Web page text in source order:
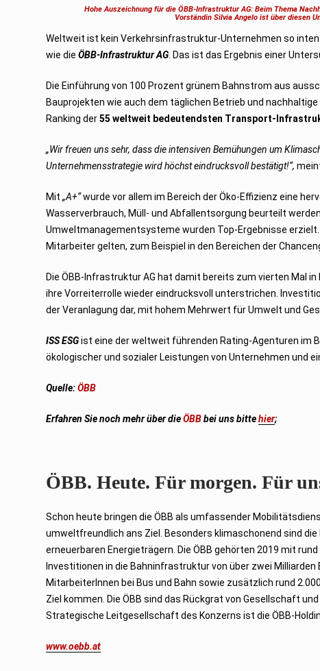
a
0
3
Hohe Auszeichnung für die ÖBB-Infrastruktur AG: Beim Thema
Vorständin Silvia Angelo ist über diesen
Weltweit ist kein Verkehrsinfrastruktur-Unternehmen so
wie dieÖBB-Infrastruktur AG . Das ist das Ergebnis einer
Die Einführung von 100 Prozent grünem Bahnstrom aus
Bauprojekten wie auch dem täglichen Betrieb und
Ranking der55 weltweit bedeutendsten Transport-
„Wir freuen uns sehr, dass die intensiven Bemühungen um
Unternehmensstrategie wird höchst eindrucksvoll bestätigt!“,
Mit„A+“wurde vor allem im Bereich der Öko-Effizienz eine
Wasserverbrauch, Müll- und Abfallentsorgung beurteilt
Umweltmanagementsysteme wurden Top-Ergebnisse
Mitarbeiter gelten, zum Beispiel in den Bereichen der
Die ÖBB-Infrastruktur AG hat damit bereits zum vierten Mal
ihre Vorreiterrolle wieder eindrucksvoll unterstrichen.
der Veranlagung dar, mit hohem Mehrwert für Umwelt und
ISS ESGist eine der weltweit führenden Rating-Agenturen im
ökologischer und sozialer Leistungen von Unternehmen und
Quelle:ÖBB
Erfahren Sie noch mehr über dieÖBBbei uns bittehier;
ÖBB. Heute. Für morgen. Für
Schon heute bringen die ÖBB als umfassender
umweltfreundlich ans Ziel. Besonders klimaschonend sind
erneuerbaren Energieträgern. Die ÖBB gehörten 2019 mit
Investitionen in die Bahninfrastruktur von über zwei
MitarbeiterInnen bei Bus und Bahn sowie zusätzlich rund
Ziel kommen. Die ÖBB sind das Rückgrat von Gesellschaft
Strategische Leitgesellschaft des Konzerns ist die ÖBB-
www.oebb.at